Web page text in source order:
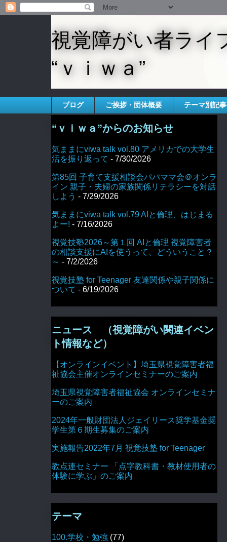
視覚障がい者ライ
“ｖｉｗａ”
ブログ ご挨拶・団体概要 テーマ別記
“ｖｉｗａ”からのお知らせ
気ままにviwa talk vol.80 アメリカでの大学生
活を振り返って - 7/30/2026
第85回 子育て支援相談会パパママ会＠オンラ
イン 親子・夫婦の家族関係リテラシーを対話
しよう - 7/29/2026
気ままにviwa talk vol.79 AIと倫理、はじまる
よー! - 7/16/2026
視覚技塾2026～第１回 AIと倫理 視覚障害者
の相談支援にAIを使うって、どういうこと？
～ - 7/2/2026
視覚技塾 for Teenager 友達関係や親子関係に
ついて - 6/19/2026
ニュース （視覚障がい関連イベン
ト情報など）
【オンラインイベント】埼玉県視覚障害者福
祉協会主催オンラインセミナーのご案内
埼玉県視覚障害者福祉協会 オンラインセミナ
ーのご案内
2024年一般財団法人ジェイリース奨学基金奨
学生第６期生募集のご案内
実施報告2022年7月 視覚技塾 for Teenager
教点連セミナー 「点字教科書・教材使用者の
体験に学ぶ」のご案内
テーマ
100.学校・勉強 (77)